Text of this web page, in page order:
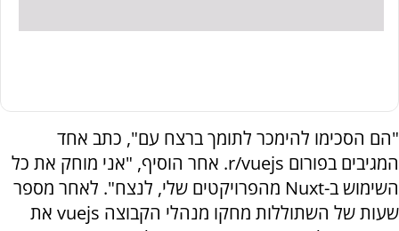
"הם הסכימו להימכר לתומך ברצח עם", כתב אחד
המגיבים בפורום r/vuejs. אחר הוסיף, "אני מוחק את כל
השימוש ב-Nuxt מהפרויקטים שלי, לנצח". לאחר מספר
שעות של השתוללות מחקו מנהלי הקבוצה vuejs את